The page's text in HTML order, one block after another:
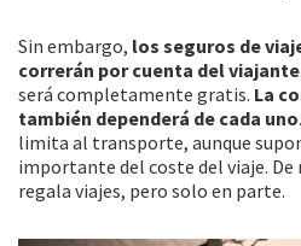
Sin embargo, los seguros de
correrán por cuenta del viajante
será completamente gratis. La
también dependerá de cada uno
limita al transporte, aunque
importante del coste del viaje. De
regala viajes, pero solo en parte.